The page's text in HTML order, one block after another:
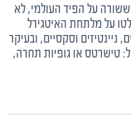
על הפיד העולמי, לא
על מלתחת האיטגירל
ניינטיזים וסקסיים, ובעיקר
טישרטס או גופיות תחרה,